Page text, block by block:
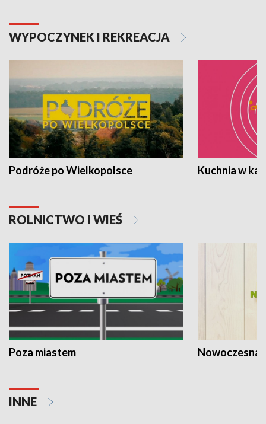
WYPOCZYNEK I REKREACJA
Podróże po Wielkopolsce Kuchnia w
ROLNICTWO I WIEŚ
Poza miastem Nowoczesna
INNE